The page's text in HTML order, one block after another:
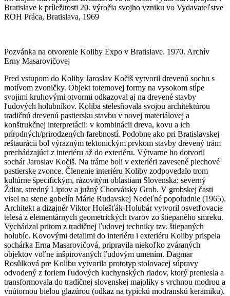
Bratislave k príležitosti 20. výročia svojho vzniku vo Vydavateľstve
ROH Práca, Bratislava, 1969
Pozvánka na otvorenie Koliby Expo v Bratislave. 1970. Archív
Erny Masarovičovej
Pred vstupom do Koliby Jaroslav Kočiš vytvoril drevenú sochu s
motívom zvoničky. Objekt totemovej formy na vysokom stĺpe
svojimi kruhovými otvormi odkazoval aj na drevené stavby
ľudových holubníkov. Koliba stelesňovala svojou architektúrou
tradičnú drevenú pastiersku stavbu v novej materiálovej a
konštrukčnej interpretácii: v kombinácii dreva, kovu a ich
prírodných/prirodzených farebností. Podobne ako pri Bratislavskej
reštaurácii bol výrazným tektonickým prvkom stavby drevený trám
prechádzajúci z interiéru až do exteriéru. Výtvarne ho dotvoril
sochár Jaroslav Kočiš. Na tráme boli v exteriéri zavesené plechové
pastierske zvonce. Členenie interiéru Koliby zodpovedalo trom
kultúrne špecifickým, rázovitým oblastiam Slovenska: severný
Ždiar, stredný Liptov a južný Chorvátsky Grob. V grobskej časti
visel na stene gobelín Márie Rudavskej Nedeľné popoludnie (1965).
Architekt a dizajnér Viktor Holešťák-Holubár vytvoril osvetľovacie
telesá z elementárnych geometrických tvarov zo štiepaného smreku.
Vychádzal pritom z tradičnej ľudovej techniky tzv. štiepaných
holubíc. Kovovými detailmi do interiéru i exteriéru Koliby prispela
sochárka Erna Masarovičová, pripravila niekoľko zváraných
objektov voľne inšpirovaných ľudovým umením. Dagmar
Rosůlková pre Kolibu vytvorila prototyp stolovacej súpravy
odvodený z foriem ľudových kuchynských riadov, ktorý preniesla a
transformovala do tradičnej slovenskej majoliky s vrchnou modrou a
vnútornou bielou glazúrou (odkaz na typickú modranskú keramiku).